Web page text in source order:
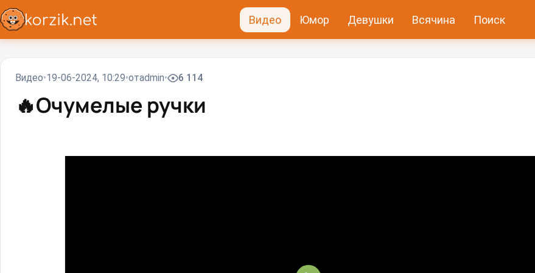
Видео Юмор Девушки Всячина Поиск
Видео 19-06-2024, 10:29 отadmin 6 114
🔥Очумелые ручки⁠⁠